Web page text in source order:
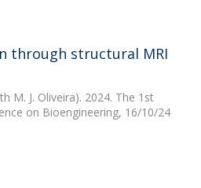
through structural MRI
M. J. Oliveira). 2024. The 1st
on Bioengineering, 16/10/24